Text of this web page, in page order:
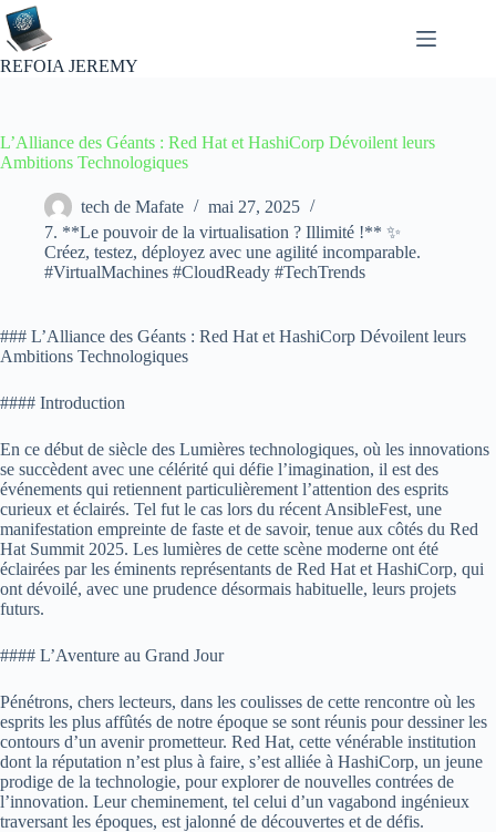
Passer
au
contenu
REFOIA JEREMY
L’Alliance des Géants : Red Hat et HashiCorp Dévoilent leurs
Ambitions Technologiques
tech de Mafate
mai 27, 2025
7. **Le pouvoir de la virtualisation ? Illimité !** ✨
Créez, testez, déployez avec une agilité incomparable.
#VirtualMachines #CloudReady #TechTrends
### L’Alliance des Géants : Red Hat et HashiCorp Dévoilent leurs
Ambitions Technologiques
#### Introduction
En ce début de siècle des Lumières technologiques, où les innovations
se succèdent avec une célérité qui défie l’imagination, il est des
événements qui retiennent particulièrement l’attention des esprits
curieux et éclairés. Tel fut le cas lors du récent AnsibleFest, une
manifestation empreinte de faste et de savoir, tenue aux côtés du Red
Hat Summit 2025. Les lumières de cette scène moderne ont été
éclairées par les éminents représentants de Red Hat et HashiCorp, qui
ont dévoilé, avec une prudence désormais habituelle, leurs projets
futurs.
#### L’Aventure au Grand Jour
Pénétrons, chers lecteurs, dans les coulisses de cette rencontre où les
esprits les plus affûtés de notre époque se sont réunis pour dessiner les
contours d’un avenir prometteur. Red Hat, cette vénérable institution
dont la réputation n’est plus à faire, s’est alliée à HashiCorp, un jeune
prodige de la technologie, pour explorer de nouvelles contrées de
l’innovation. Leur cheminement, tel celui d’un vagabond ingénieux
traversant les époques, est jalonné de découvertes et de défis.